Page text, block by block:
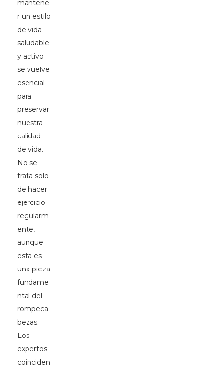
mantene
r un estilo
de vida
saludable
y activo
se vuelve
esencial
para
preservar
nuestra
calidad
de vida.
No se
trata solo
de hacer
ejercicio
regularm
ente,
aunque
esta es
una pieza
fundame
ntal del
rompeca
bezas.
Los
expertos
coinciden